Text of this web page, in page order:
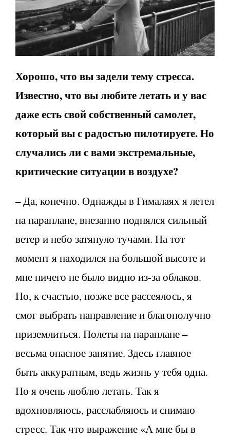
Хорошо, что вы задели тему стресса.
Известно, что вы любите летать и у вас
даже есть свой собственный самолет,
который вы с радостью пилотируете. Но
случались ли с вами экстремальные,
критические ситуации в воздухе?
– Да, конечно. Однажды в Гималаях я летел
на параплане, внезапно поднялся сильный
ветер и небо затянуло тучами. На тот
момент я находился на большой высоте и
мне ничего не было видно из-за облаков.
Но, к счастью, позже все рассеялось, я
смог выбрать направление и благополучно
приземлиться. Полеты на параплане –
весьма опасное занятие. Здесь главное
быть аккуратным, ведь жизнь у тебя одна.
Но я очень люблю летать. Так я
вдохновляюсь, расслабляюсь и снимаю
стресс. Так что выражение «А мне бы в